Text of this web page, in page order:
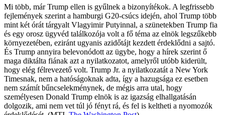
Mi több, már Trump ellen is gyűlnek a bizonyítékok. A legfrissebb
fejlemények szerint a hamburgi G20-csúcs idején, ahol Trump több
mint két órát tárgyalt Vlagyimir Putyinnal, a szünetekben Trump fia
és egy orosz ügyvéd találkozója volt a fő téma az elnök legszűkebb
környezetében, eziránt ugyanis azidőtájt kezdett érdeklődni a sajtó.
És Trump annyira belevonódott az ügybe, hogy a hírek szerint ő
maga diktálta fiának azt a nyilatkozatot, amelyről utóbb kiderült,
hogy elég félrevezető volt. Trump Jr. a nyilatkozatát a New York
Timesnak, nem a hatóságoknak adta, így a hazugsága ez esetben
nem számít bűncselekménynek, de mégis arra utal, hogy
személyesen Donald Trump elnök is az igazság elhallgatásán
dolgozik, ami nem vet túl jó fényt rá, és fel is keltheti a nyomozók